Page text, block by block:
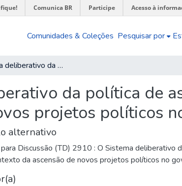
Comunica BR Participe Acesso à
Comunidades & Coleções Pesquisar por
O Sistema deliberativo da política de assistência social no contexto da ascensão de novos projetos políticos no governo federal
da política de
projetos políticos
alternativo
Discussão (TD) 2910 : O Sistema deliberativo
da ascensão de novos projetos políticos no